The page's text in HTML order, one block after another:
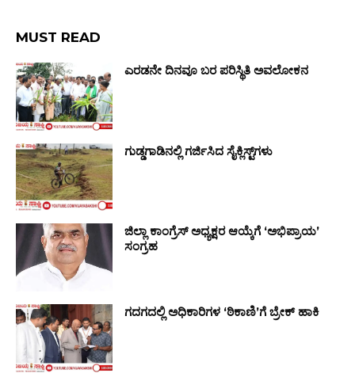
MUST READ
ಎರಡನೇ ದಿನವೂ ಬರ ಪರಿಸ್ಥಿತಿ ಅವಲೋಕನ
ಗುಡ್ಡಗಾಡಿನಲ್ಲಿ ಗರ್ಜಿಸಿದ ಸೈಕ್ಲಿಸ್ಟ್‌ಗಳು
ಜಿಲ್ಲಾ ಕಾಂಗ್ರೆಸ್ ಅಧ್ಯಕ್ಷರ ಆಯ್ಕೆಗೆ ‘ಅಭಿಪ್ರಾಯ’
ಸಂಗ್ರಹ
ಗದಗದಲ್ಲಿ ಅಧಿಕಾರಿಗಳ ‘ಠಿಕಾಣಿ’ಗೆ ಬ್ರೇಕ್ ಹಾಕಿ